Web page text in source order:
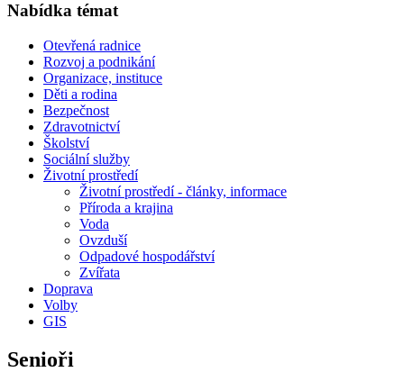
Nabídka témat
Otevřená radnice
Rozvoj a podnikání
Organizace, instituce
Děti a rodina
Bezpečnost
Zdravotnictví
Školství
Sociální služby
Životní prostředí
Životní prostředí - články, informace
Příroda a krajina
Voda
Ovzduší
Odpadové hospodářství
Zvířata
Doprava
Volby
GIS
Senioři